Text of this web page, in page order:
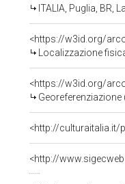
ITALIA, Puglia, BR,
<https://w3id.org/
Localizzazione
<https://w3id.org/
<http://culturaitalia.it/
<http://